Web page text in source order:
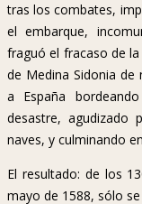
tras los combates,
el embarque,
fraguó el fracaso de
de Medina Sidonia
a España
desastre, agudizado
naves, y culminando
El resultado: de los
mayo de 1588, sólo